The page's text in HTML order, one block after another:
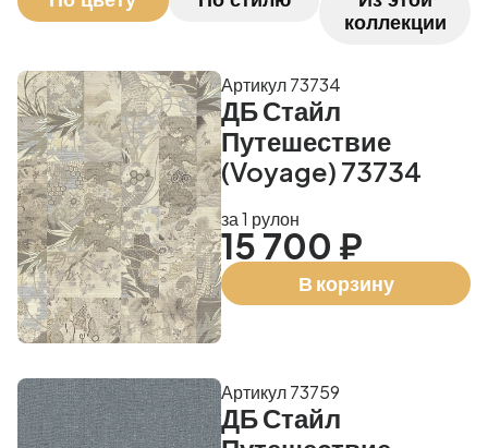
коллекции
ДБ Стайл
Путешествие
(Voyage) 73734
Артикул 73734
за 1 рулон
15 700 ₽
В корзину
ДБ Стайл
Артикул 73759